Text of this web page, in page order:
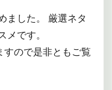
ました。 厳選ネタ
です。
ので是非ともご覧